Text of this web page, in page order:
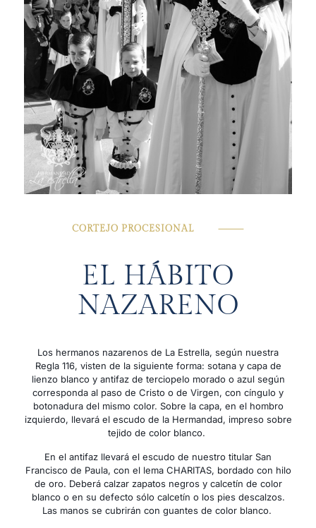
CORTEJO PROCESIONAL ⸻
EL HÁBITO
NAZARENO
Los hermanos nazarenos de La Estrella, según nuestra
Regla 116, visten de la siguiente forma: sotana y capa de
lienzo blanco y antifaz de terciopelo morado o azul según
corresponda al paso de Cristo o de Virgen, con cíngulo y
botonadura del mismo color. Sobre la capa, en el hombro
izquierdo, llevará el escudo de la Hermandad, impreso sobre
tejido de color blanco.
En el antifaz llevará el escudo de nuestro titular San
Francisco de Paula, con el lema CHARITAS, bordado con hilo
de oro. Deberá calzar zapatos negros y calcetín de color
blanco o en su defecto sólo calcetín o los pies descalzos.
Las manos se cubrirán con guantes de color blanco.